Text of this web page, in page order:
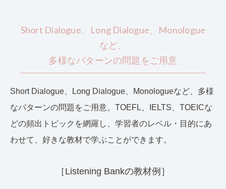
Short Dialogue、Long Dialogue、Monologue
など、
多様なパターンの問題をご用意
Short Dialogue、Long Dialogue、Monologueなど、多様
なパターンの問題をご用意。TOEFL、IELTS、TOEICな
どの頻出トピックを網羅し、学習者のレベル・目的にあ
わせて、好きな教材で学ぶことができます。
［Listening Bankの教材例］